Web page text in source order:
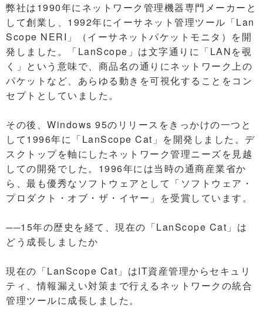
弊社は1990年にネットワーク管理機器専門メーカーと
して創業し、1992年にイーサネット管理ツール「Lan
Scope NERI」（イーサネットパケットモニタ）を開
発しました。「LanScope」は文字通りに「LANを覗
く」という意味で、商品名の通りにネットワーク上の
パケットなど、あらゆる動きを可視化することをコン
セプトとしていました。
その後、Windows 95のリリースをきっかけの一つと
して1996年に「LanScope Cat」を開発しました。デ
スクトップを軸にしたネットワーク管理ニーズを見越
しての開発でした。1996年には当時の通商産業省か
ら、最も優秀なソフトウェアとして「ソフトウェア・
プロダクト・オブ・ザ・イヤー」を受賞しています。
──15年の歴史を経て、現在の「LanScope Cat」は
どう成長しましたか
現在の「LanScope Cat」はIT資産管理からセキュリ
ティ、情報漏えい対策まで行えるネットワークの統合
管理ツールに成長しました。